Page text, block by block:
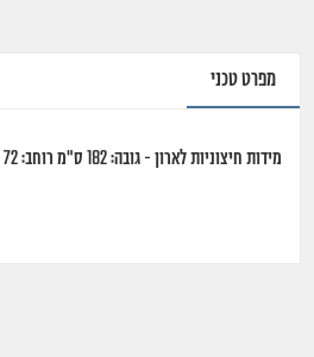
מפרט טכני
מידות חיצוניות לארון - גובה: 182 ס"מ רוחב: 72 ס"מ עומק: 56 ס"מ